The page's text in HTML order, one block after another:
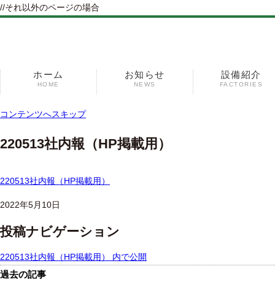
//それ以外のページの場合
ホーム
HOME
お知らせ
NEWS
設備紹介
FACTORIES
コンテンツへスキップ
220513社内報（HP掲載用）
220513社内報（HP掲載用）
2022年5月10日
投稿ナビゲーション
220513社内報（HP掲載用） 内で公開
過去の記事